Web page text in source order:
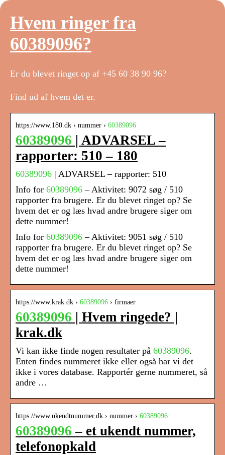
Hvem ringer fra
60389096?
Er du blevet ringet op af +45 60 38 90 96?
Find ud af hvem det er.
https://www.180.dk › nummer › 60389096
60389096 | ADVARSEL –
rapporter: 510 – 180
60389096 | ADVARSEL – rapporter: 510
Info for 60389096 – Aktivitet: 9072 søg / 510
rapporter fra brugere. Er du blevet ringet op? Se
hvem det er og læs hvad andre brugere siger om
dette nummer!
Info for 60389096 – Aktivitet: 9051 søg / 510
rapporter fra brugere. Er du blevet ringet op? Se
hvem det er og læs hvad andre brugere siger om
dette nummer!
https://www.krak.dk › 60389096 › firmaer
60389096 | Hvem ringede? |
krak.dk
Vi kan ikke finde nogen resultater på 60389096.
Enten findes nummeret ikke eller også har vi det
ikke i vores database. Rapportér gerne nummeret, så
andre …
https://www.ukendtnummer.dk › nummer › 60389096
60389096 – et ukendt nummer,
telefonopkald